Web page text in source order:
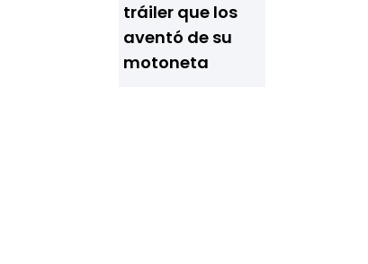
tráiler que los
aventó de su
motoneta